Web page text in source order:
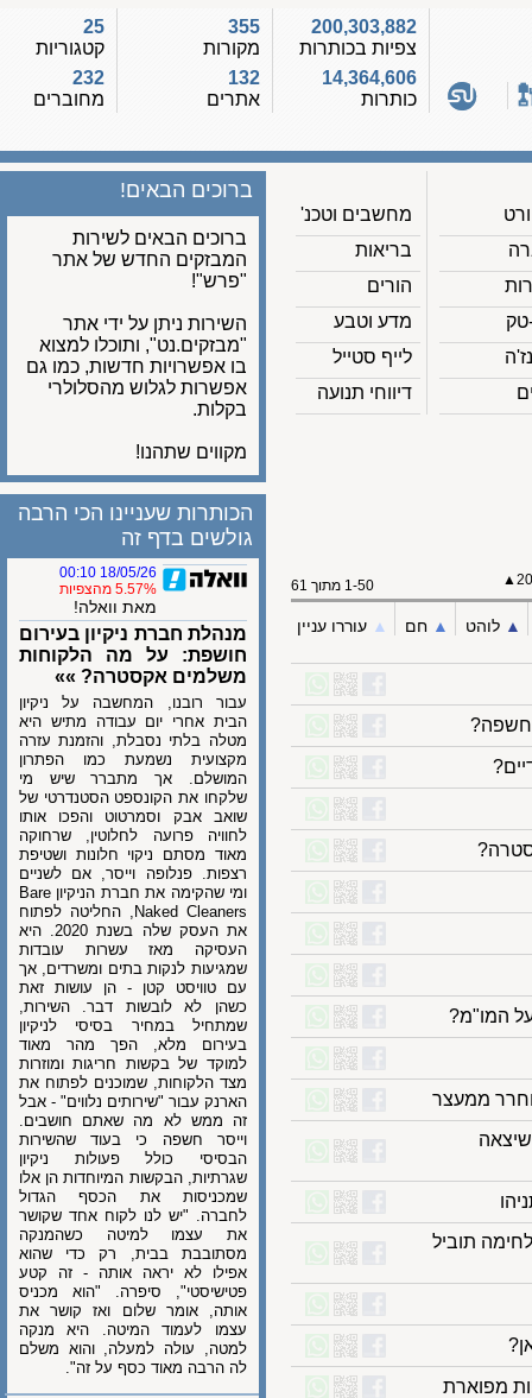
200,303,882
צפיות בכותרות
14,364,606
כותרות
355
מקורות
132
אתרים
קטגוריות
232
מחוברים
מחשבים וטכנ'
בריאות
הורים
מדע וטבע
לייף סטייל
דיווחי תנועה
ברוכים הבאים!
ברוכים הבאים לשירות
המבזקים החדש של אתר
"פרש"!
השירות ניתן על ידי אתר
"מבזקים.נט", ותוכלו למצוא
בו אפשרויות חדשות, כמו גם
אפשרות לגלוש מהסלולרי
בקלות.
מקווים שתהנו!
1-50 מתוך 61
לוהט ▲︎ חם ▲︎ עוררו עניין
ממעצר
תוביל
מפוארת
הכותרות שעניינו הכי הרבה
גולשים בדף זה
18/05/26 00:10
5.57% מהצפיות
מאת וואלה!
מנהלת חברת ניקיון בעירום
חושפת: על מה הלקוחות
משלמים אקסטרה? »»
עבור רובנו, המחשבה על ניקיון
הבית אחרי יום עבודה מתיש היא
מטלה בלתי נסבלת, והזמנת עזרה
מקצועית נשמעת כמו הפתרון
המושלם. אך מתברר שיש מי
שלקחו את הקונספט הסטנדרטי של
שואב אבק וסמרטוט והפכו אותו
לחוויה פרועה לחלוטין, שרחוקה
מאוד מסתם ניקוי חלונות ושטיפת
רצפות. פנלופה וייסר, אם לשניים
ומי שהקימה את חברת הניקיון Bare
Naked Cleaners, החליטה לפתוח
את העסק שלה בשנת 2020. היא
העסיקה מאז עשרות עובדות
שמגיעות לנקות בתים ומשרדים, אך
עם טוויסט קטן - הן עושות זאת
כשהן לא לובשות דבר. השירות,
שמתחיל במחיר בסיסי לניקיון
בעירום מלא, הפך מהר מאוד
למוקד של בקשות חריגות ומוזרות
מצד הלקוחות, שמוכנים לפתוח את
הארנק עבור "שירותים נלווים" - אבל
זה ממש לא מה שאתם חושבים.
וייסר חשפה כי בעוד שהשירות
הבסיסי כולל פעולות ניקיון
שגרתיות, הבקשות המיוחדות הן אלו
שמכניסות את הכסף הגדול
לחברה. "יש לנו לקוח אחד שקושר
את עצמו למיטה כשהמנקה
מסתובבת בבית, רק כדי שהוא
אפילו לא יראה אותה - זה קטע
פטישיסטי", סיפרה. "הוא מכניס
אותה, אומר שלום ואז קושר את
עצמו לעמוד המיטה. היא מנקה
למטה, עולה למעלה, והוא משלם
לה הרבה מאוד כסף על זה".